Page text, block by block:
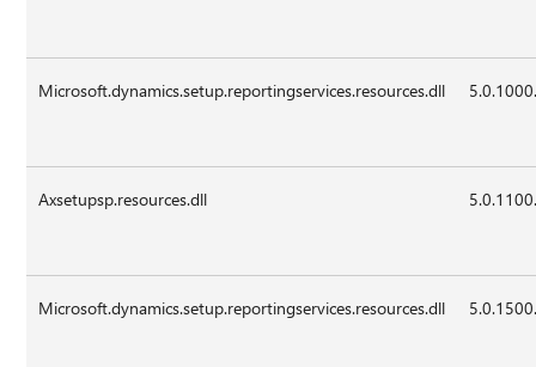
Microsoft.dynamics.setup.reportingservices.resources.dll
Axsetupsp.resources.dll
Microsoft.dynamics.setup.reportingservices.resources.dll